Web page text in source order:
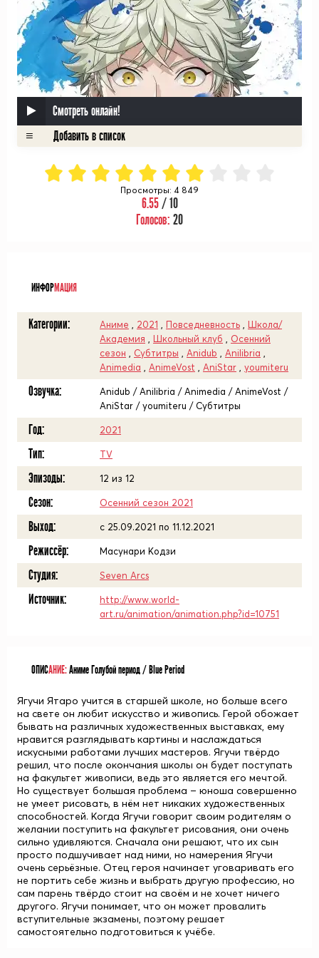
Смотреть онлайн!
Просмотры: 4 849
6.55/ 10
Голосов: 20
ИНФОРМАЦИЯ
Категории: Аниме 2021 Повседневность
Школа/
Академия
Школьный клуб
Осенний
сезон
Субтитры Anidub Anilibria
Animedia
AnimeVost AniStar youmiteru
Озвучка:
Anidub / Anilibria / Animedia / AnimeVost /
AniStar / youmiteru / Субтитры
Год: 2021
Тип: TV
Эпизоды: 12 из 12
Сезон: Осенний сезон 2021
Выход: c 25.09.2021 по 11.12.2021
Режиссёр: Масунари Кодзи
Студия: Seven Arcs
Источник:
http://www.world-
art.ru/animation/animation.php?id=10751
ОПИСАНИЕ:Аниме Голубой период / Blue Period
Ягучи Ятаро учится в старшей школе, но больше всего
на свете он любит искусство и живопись. Герой обожает
бывать на различных художественных выставках, ему
нравится разглядывать картины и наслаждаться
искусными работами лучших мастеров. Ягучи твёрдо
решил, что после окончания школы он будет поступать
на факультет живописи, ведь это является его мечтой.
Но существует большая проблема – юноша совершенно
не умеет рисовать, в нём нет никаких художественных
способностей. Когда Ягучи говорит своим родителям о
желании поступить на факультет рисования, они очень
сильно удивляются. Сначала они решают, что их сын
просто подшучивает над ними, но намерения Ягучи
очень серьёзные. Отец героя начинает уговаривать его
не портить себе жизнь и выбрать другую профессию, но
сам парень твёрдо стоит на своём и не хочет ничего
другого. Ягучи понимает, что он может провалить
вступительные экзамены, поэтому решает
самостоятельно подготовиться к учёбе.